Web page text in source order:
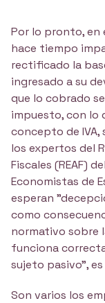
Por lo pronto, en
hace tiempo
rectificado la
ingresado a su
que lo cobrado
impuesto, con lo
concepto de IVA,
los expertos del
Fiscales (REAF)
Economistas de
esperan
como
normativo sobre
funciona
sujeto pasivo",
Son varios los